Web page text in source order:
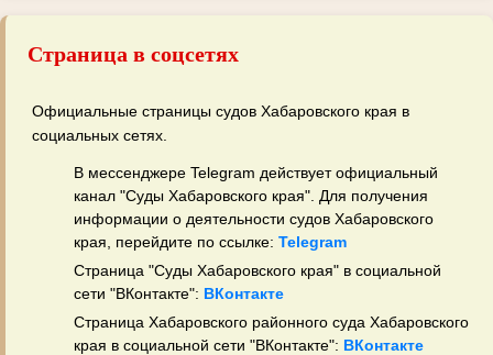
Страница в соцсетях
Официальные страницы судов Хабаровского края в
социальных сетях.
В мессенджере Telegram действует официальный
канал "Суды Хабаровского края". Для получения
информации о деятельности судов Хабаровского
края, перейдите по ссылке: Telegram
Страница "Суды Хабаровского края" в социальной
сети "ВКонтакте": ВКонтакте
Страница Хабаровского районного суда Хабаровского
края в социальной сети "ВКонтакте": ВКонтакте